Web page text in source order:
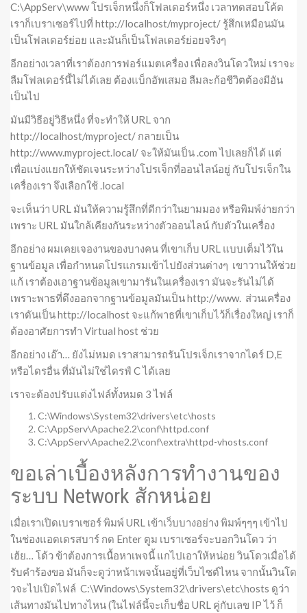
C:\AppServ\www โปรเจ็กหนึ่งก็โฟลเดอร์หนึ่ง เวลาทดสอบโค้ด
เราก็เบราเซอร์ไปที่ http://localhost/myproject/ รู้สึกเหมือนมัน
เป็นโฟลเดอร์ย่อย และมันก็เป็นโฟลเดอร์ย่อยจริงๆ
อีกอย่างเวลาที่เราต้องการฟอร์แมตเครื่อง เพื่อลงวินโดวใหม่ เราจะ
ลืมโฟลเดอร์นี้ไม่ได้เลย ต้องแบ็กอัพเสมอ ลืมละก้อชีวิตต้องมีอัน
เป็นไป
มันมีวิธีอยู่วิธีหนึ่ง ที่จะทำให้ URL จาก
http://localhost/myproject/ กลายเป็น
http://www.myproject.local/ จะให้มันเป็น .com ไปเลยก็ได้ แต่
เพื่อแบ่งแยกให้ชัดเจนระหว่างโปรเจ็กที่ออนไลน์อยู่ กับโปรเจ็กใน
เครื่องเรา จึงเลือกใช้ .local
จะเห็นว่า URL มันให้ความรู้สึกที่ดีกว่าในยามมอง หรือพิมพ์ง่ายกว่า
เพราะ URL มันใกล้เคียงกันระหว่างตัวออนไลน์ กับตัวในเครื่อง
อีกอย่าง ผมเคยเจองานของบางคน ที่เขาเก็บ URL แบบเต็มไว้ใน
ฐานข้อมูล เพื่อกำหนดโปรแกรมเข้าไปยังส่วนต่างๆ เขาวานให้ช่วย
แก้ เราต้องเอาฐานข้อมูลเขามารันในเครื่องเรา มันจะรันไม่ได้
เพราะพาธที่ดึงออกจากฐานข้อมูลมันเป็น http://www. ส่วนเครื่อง
เราดันเป็น http://localhost จะแก้พาธที่เขาเก็บไว้ก็เรื่องใหญ่ เราก็
ต้องอาศัยการทำ Virtual host ช่วย
อีกอย่าง เอ๊า… ยังไม่หมด เราสามารถรันโปรเจ็กเราจากไดร์ D,E
หรือไดรอื่น ที่มันไม่ใช่ไดรฟ์ C ได้เลย
เราจะต้องปรับแต่งไฟล์ทั้งหมด 3 ไฟล์
C:\Windows\System32\drivers\etc\hosts
C:\AppServ\Apache2.2\conf\httpd.conf
C:\AppServ\Apache2.2\conf\extra\httpd-vhosts.conf
ขอเล่าเบื้องหลังการทำงานของ
ระบบ Network สักหน่อย
เมื่อเราเปิดเบราเซอร์ พิมพ์ URL เข้าเว็บบางอย่าง พิมพ์ๆๆๆ เข้าไป
ในช่องแอดเดรสบาร์ กด Enter ตูม เบราเซอร์จะบอกวินโดว ว่า
เฮ้ย… โด้ว ข้าต้องการเนื้อหาเพจนี้ แกไปเอาให้หน่อย วินโดวเมื่อได้
รับคำร้องขอ มันก็จะดูว่าหน้าเพจนั้นอยู่ที่เว็บไซต์ไหน จากนั้นวินโด
วจะไปเปิดไฟล์ C:\Windows\System32\drivers\etc\hosts ดูว่า
เส้นทางมันไปทางไหน (ในไฟล์นี้จะเก็บชื่อ URL คู่กับเลข IP ไว้ ก็